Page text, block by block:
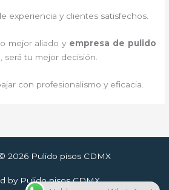
experiencia y clientes satisfechos.
mejor aliado y empresa de pulido
, será tu mejor decisión.
con profesionalismo y eficacia.
2026 Pulido pisos CDMX
by Pulido pisos CDMX